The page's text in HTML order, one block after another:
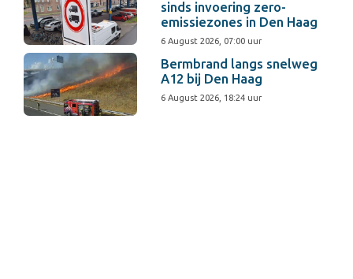
sinds invoering zero-
emissiezones in Den Haag
6 August 2026, 07:00 uur
Bermbrand langs snelweg
A12 bij Den Haag
6 August 2026, 18:24 uur